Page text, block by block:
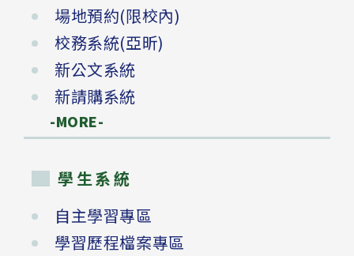
場地預約(限校內)
校務系統(亞昕)
新公文系統
新請購系統
-MORE-
學生系統
自主學習專區
學習歷程檔案專區